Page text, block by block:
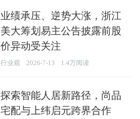
业绩承压、逆势大涨，浙江
美大筹划易主公告披露前股
价异动受关注
行业观 2026-7-13 1.4万阅读
探索智能人居新路径，尚品
宅配与上纬启元跨界合作